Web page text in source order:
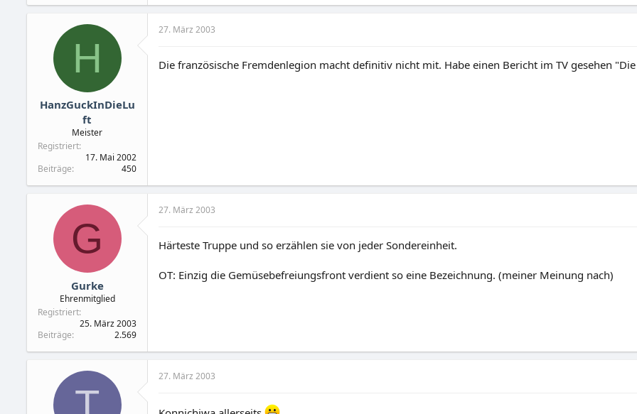
H
HanzGuckInDieLu
ft
Meister
Registriert
17. Mai 2002
Beiträge
450
27. März 2003
Die französische Fremdenlegion macht definitiv nicht mit. Habe einen Bericht im TV gesehen
G
Gurke
Ehrenmitglied
Registriert
25. März 2003
Beiträge
2.569
27. März 2003
Härteste Truppe und so erzählen sie von jeder Sondereinheit.
OT: Einzig die Gemüsebefreiungsfront verdient so eine Bezeichnung. (meiner Meinung nach)
T
27. März 2003